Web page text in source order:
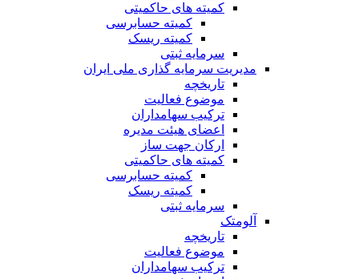
کمیته های حاکمیتی
کمیته حسابرسی
کمیته ریسک
سرمایه ثبتی
مدیریت سرمایه گذاری ملی ایران
تاریخچه
موضوع فعالیت
ترکیب سهامداران
اعضای هیئت مدیره
ارکان جهت ساز
کمیته های حاکمیتی
کمیته حسابرسی
کمیته ریسک
سرمایه ثبتی
آلومتک
تاریخچه
موضوع فعالیت
ترکیب سهامداران